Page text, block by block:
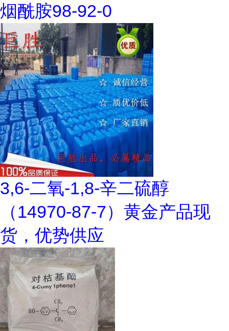
烟酰胺98-92-0
3,6-二氧-1,8-辛二硫醇
（14970-87-7）黄金产品现
货，优势供应